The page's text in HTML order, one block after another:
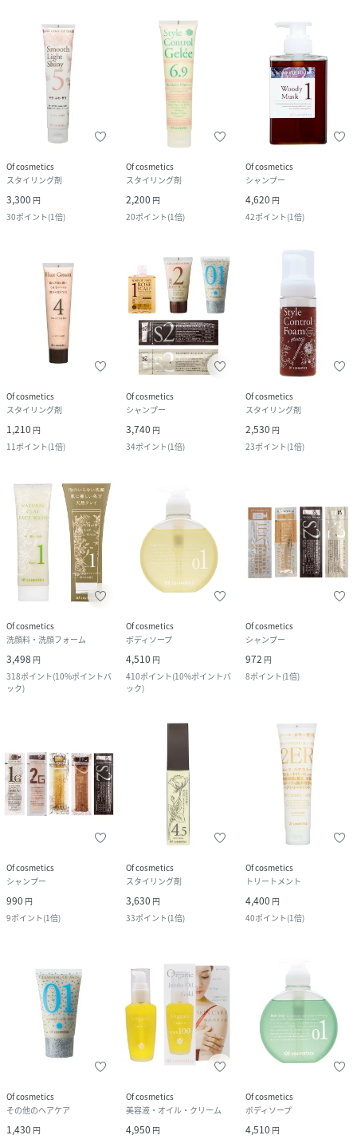
Of cosmetics
スタイリング剤
3,300 円
30ポイント(1倍)
Of cosmetics
スタイリング剤
2,200 円
20ポイント(1倍)
Of cosmetics
シャンプー
4,620 円
42ポイント(1倍)
Of cosmetics
スタイリング剤
1,210 円
11 ポイント(1倍)
Of cosmetics
シャンプー
3,740 円
34ポイント(1倍)
Of cosmetics
スタイリング剤
2,530 円
23ポイント(1倍)
Of cosmetics
洗顔料・洗顔フォーム
3,498 円
318ポイント(10%ポイントバ
ック)
Of cosmetics
ボディソープ
4,510 円
410ポイント(10%ポイントバ
ック)
Of cosmetics
シャンプー
972 円
8ポイント(1倍)
Of cosmetics
シャンプー
990 円
9ポイント(1倍)
Of cosmetics
スタイリング剤
3,630 円
33ポイント(1倍)
Of cosmetics
トリートメント
4,400 円
40ポイント(1倍)
Of cosmetics
その他のヘアケア
1,430 円
Of cosmetics
美容液・オイル・クリーム
4,950 円
Of cosmetics
ボディソープ
4,510 円